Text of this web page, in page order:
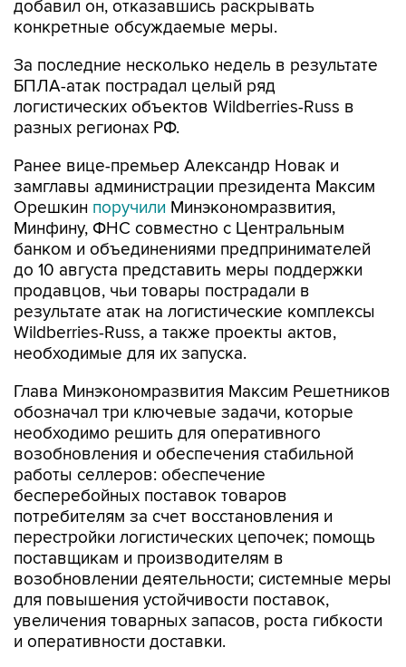
добавил он, отказавшись раскрывать
конкретные обсуждаемые меры.
За последние несколько недель в результате
БПЛА-атак пострадал целый ряд
логистических объектов Wildberries-Russ в
разных регионах РФ.
Ранее вице-премьер Александр Новак и
замглавы администрации президента Максим
Орешкин поручили Минэкономразвития,
Минфину, ФНС совместно с Центральным
банком и объединениями предпринимателей
до 10 августа представить меры поддержки
продавцов, чьи товары пострадали в
результате атак на логистические комплексы
Wildberries-Russ, а также проекты актов,
необходимые для их запуска.
Глава Минэкономразвития Максим Решетников
обозначал три ключевые задачи, которые
необходимо решить для оперативного
возобновления и обеспечения стабильной
работы селлеров: обеспечение
бесперебойных поставок товаров
потребителям за счет восстановления и
перестройки логистических цепочек; помощь
поставщикам и производителям в
возобновлении деятельности; системные меры
для повышения устойчивости поставок,
увеличения товарных запасов, роста гибкости
и оперативности доставки.